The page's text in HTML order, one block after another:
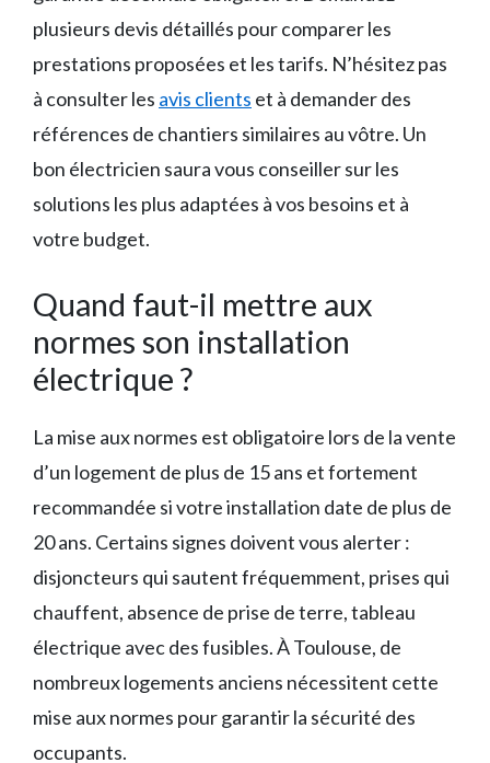
plusieurs devis détaillés pour comparer les
prestations proposées et les tarifs. N’hésitez pas
à consulter les avis clients et à demander des
références de chantiers similaires au vôtre. Un
bon électricien saura vous conseiller sur les
solutions les plus adaptées à vos besoins et à
votre budget.
Quand faut-il mettre aux
normes son installation
électrique ?
La mise aux normes est obligatoire lors de la vente
d’un logement de plus de 15 ans et fortement
recommandée si votre installation date de plus de
20 ans. Certains signes doivent vous alerter :
disjoncteurs qui sautent fréquemment, prises qui
chauffent, absence de prise de terre, tableau
électrique avec des fusibles. À Toulouse, de
nombreux logements anciens nécessitent cette
mise aux normes pour garantir la sécurité des
occupants.